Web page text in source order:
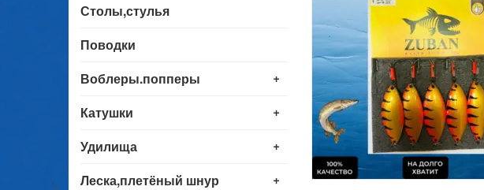
Столы,стулья
Поводки
+
Воблеры.попперы
+
Катушки
+
Удилища
+
Леска,плетёный шнур